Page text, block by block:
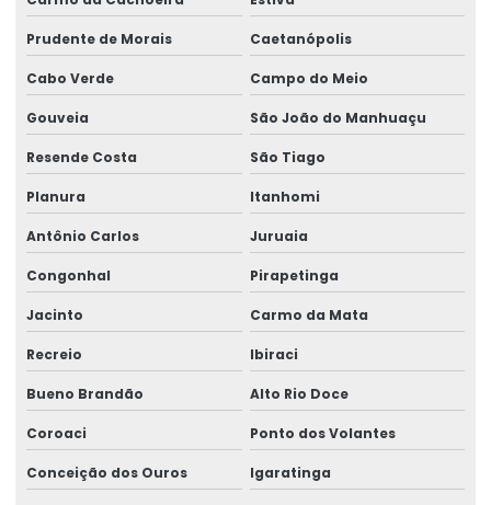
Prudente de Morais Caetanópolis
Cabo Verde Campo do Meio
Gouveia São João do Manhuaçu
Resende Costa São Tiago
Planura Itanhomi
Antônio Carlos Juruaia
Congonhal Pirapetinga
Jacinto Carmo da Mata
Recreio Ibiraci
Bueno Brandão Alto Rio Doce
Coroaci Ponto dos Volantes
Conceição dos Ouros Igaratinga